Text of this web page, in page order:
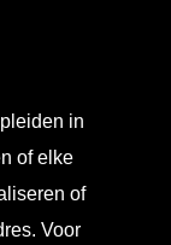
in
of elke
of
Voor